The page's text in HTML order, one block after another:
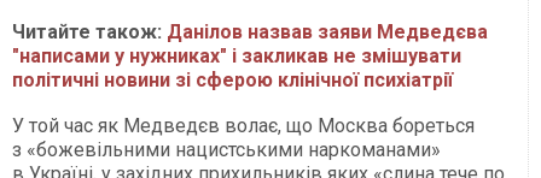
Читайте також: Данілов назвав заяви Медведєва
"написами у нужниках" і закликав не змішувати
політичні новини зі сферою клінічної психіатрії
У той час як Медведєв волає, що Москва бореться
з «божевільними нацистськими наркоманами»